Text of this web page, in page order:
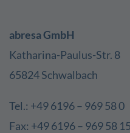
abresa GmbH
Katharina-Paulus-Str. 8
65824 Schwalbach
Tel.: +49 6196 – 969 58 0
Fax: +49 6196 – 969 58